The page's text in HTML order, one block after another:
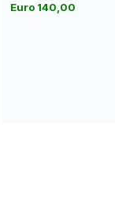
Euro 140,00